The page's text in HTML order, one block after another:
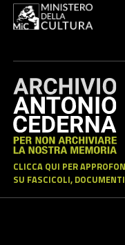
CLICCA QUI PER
SU FASCICOLI,